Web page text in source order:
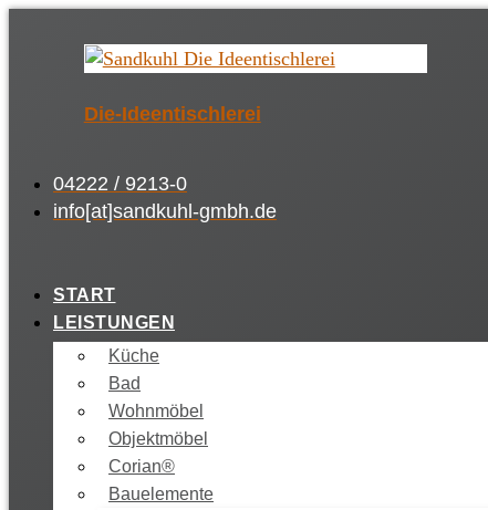
Die-Ideentischlerei
04222 / 9213-0
info[at]sandkuhl-gmbh.de
START
LEISTUNGEN
Küche
Bad
Wohnmöbel
Objektmöbel
Corian®
Bauelemente